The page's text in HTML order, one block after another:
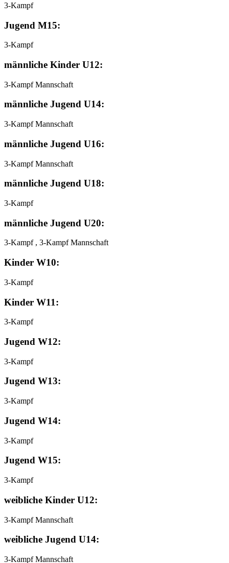
3-Kampf
Jugend M15:
3-Kampf
männliche Kinder U12:
3-Kampf Mannschaft
männliche Jugend U14:
3-Kampf Mannschaft
männliche Jugend U16:
3-Kampf Mannschaft
männliche Jugend U18:
3-Kampf
männliche Jugend U20:
3-Kampf , 3-Kampf Mannschaft
Kinder W10:
3-Kampf
Kinder W11:
3-Kampf
Jugend W12:
3-Kampf
Jugend W13:
3-Kampf
Jugend W14:
3-Kampf
Jugend W15:
3-Kampf
weibliche Kinder U12:
3-Kampf Mannschaft
weibliche Jugend U14:
3-Kampf Mannschaft